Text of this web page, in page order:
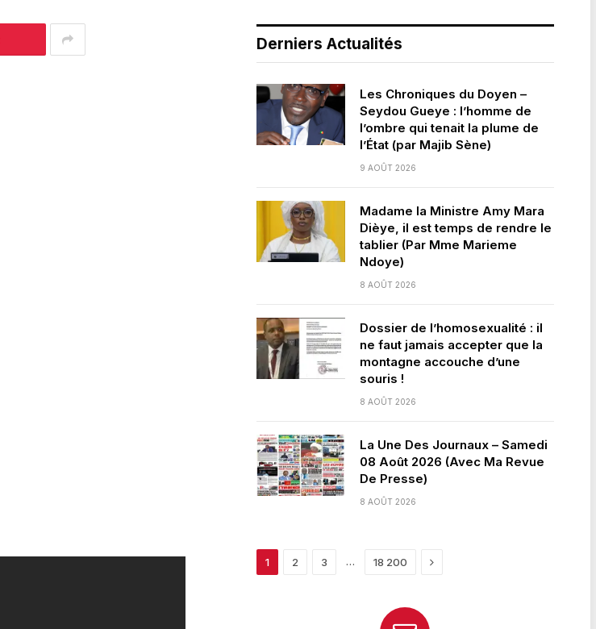
Derniers Actualités
Les Chroniques du Doyen –
Seydou Gueye : l’homme de
l’ombre qui tenait la plume de
l’État (par Majib Sène)
9 AOÛT 2026
Madame la Ministre Amy Mara
Dièye, il est temps de rendre le
tablier (Par Mme Marieme
Ndoye)
8 AOÛT 2026
Dossier de l’homosexualité : il
ne faut jamais accepter que la
montagne accouche d’une
souris !
8 AOÛT 2026
La Une Des Journaux – Samedi
08 Août 2026 (Avec Ma Revue
De Presse)
8 AOÛT 2026
1 2 3 … 18 200 Next